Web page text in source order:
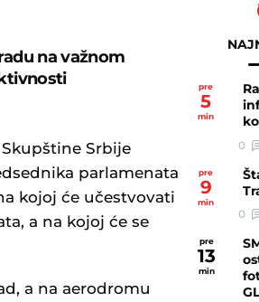
na važnom
Srbije
parlamenata
kojoj će učestvovati
a na kojoj će se
a na aerodromu
pre
5
min
0
pre
9
min
0
pre
13
min